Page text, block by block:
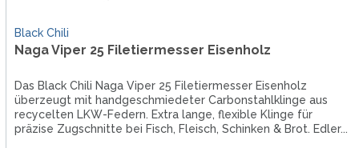
Black Chili
Naga Viper 25 Filetiermesser Eisenholz
Das Black Chili Naga Viper 25 Filetiermesser Eisenholz
überzeugt mit handgeschmiedeter Carbonstahlklinge aus
recycelten LKW-Federn. Extra lange, flexible Klinge für
präzise Zugschnitte bei Fisch, Fleisch, Schinken & Brot. Edler...